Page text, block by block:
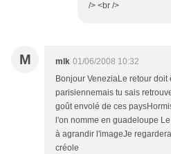
/> <br />
M mlk 01/06/2008 10:32
Bonjour VeneziaLe retour
parisiennemais tu sais
goût envolé de ces
l'on nomme en guadeloupe
à agrandir l'imageJe
créole